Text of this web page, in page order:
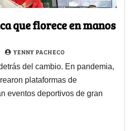
que florece en manos
YENNY PACHECO
del cambio. En pandemia,
plataformas de
eventos deportivos de gran